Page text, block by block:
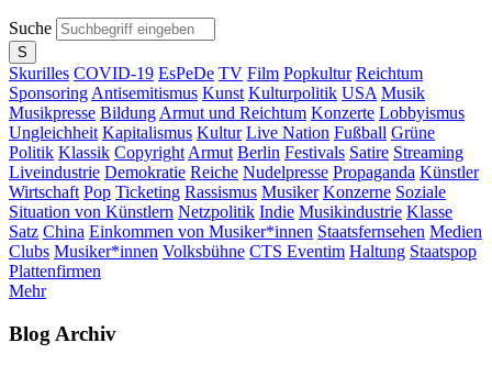
Suche
Skurilles COVID-19 EsPeDe TV Film Popkultur Reichtum
Sponsoring Antisemitismus Kunst Kulturpolitik USA Musik
Musikpresse Bildung Armut und Reichtum Konzerte Lobbyismus
Ungleichheit Kapitalismus Kultur Live Nation Fußball Grüne
Politik Klassik Copyright Armut Berlin Festivals Satire Streaming
Liveindustrie Demokratie Reiche Nudelpresse Propaganda Künstler
Wirtschaft Pop Ticketing Rassismus Musiker Konzerne Soziale
Situation von Künstlern Netzpolitik Indie Musikindustrie Klasse
Satz China Einkommen von Musiker*innen Staatsfernsehen Medien
Clubs Musiker*innen Volksbühne CTS Eventim Haltung Staatspop
Plattenfirmen
Mehr
Blog Archiv